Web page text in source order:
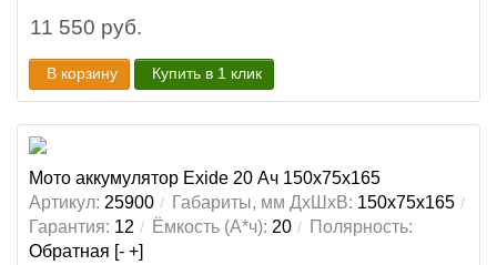
11 550 руб.
В корзину Купить в 1 клик
Мото аккумулятор Exide 20 Ач 150x75x165
Артикул: 25900 Габариты, мм ДхШхВ: 150x75x165
Гарантия: 12 Ёмкость (А*ч): 20
Полярность:
Обратная [- +]